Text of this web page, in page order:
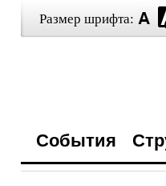
Размер шрифта:
События